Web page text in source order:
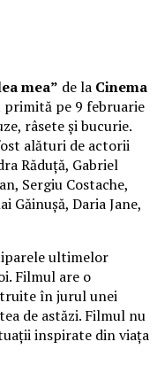
mea” de la Cinema
primită pe 9 februarie
râsete și bucurie.
alături de actorii
Răduță, Gabriel
Sergiu Costache,
Găinușă, Daria Jane,
ultimelor
Filmul are o
în jurul unei
de astăzi. Filmul nu
inspirate din viața